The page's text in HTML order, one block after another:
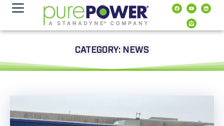
contenido
CATEGORY: NEWS